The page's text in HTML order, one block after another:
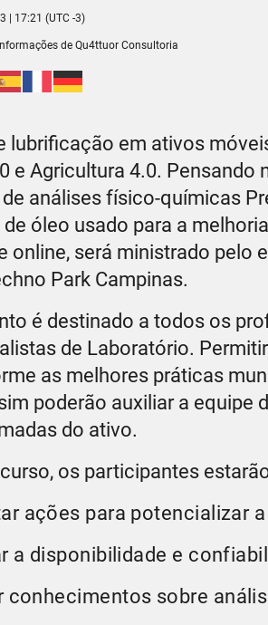
| 17:21 (UTC -3)
de Qu4ttuor Consultoria
lubrificação em ativos
e Agricultura 4.0.
análises físico-químicas
óleo usado para a
online, será ministrado pelo
Park Campinas.
é destinado a todos os
de Laboratório.
as melhores práticas
poderão auxiliar a equipe
do ativo.
os participantes
ações para potencializar
a disponibilidade e
conhecimentos sobre